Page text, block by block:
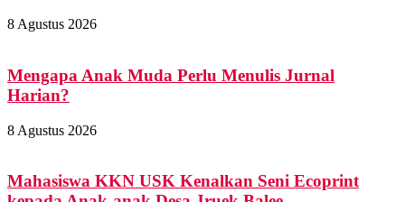
8 Agustus 2026
Mengapa Anak Muda Perlu Menulis Jurnal
Harian?
8 Agustus 2026
Mahasiswa KKN USK Kenalkan Seni Ecoprint